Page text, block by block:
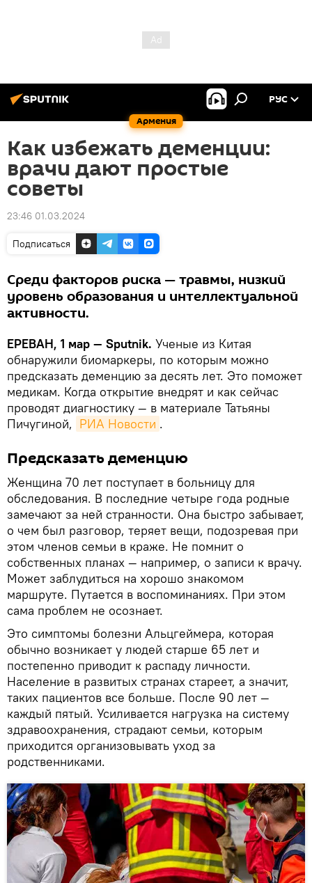
Армения
РУС
Как избежать деменции:
врачи дают простые
советы
23:46 01.03.2024
Подписаться
Среди факторов риска — травмы, низкий
уровень образования и интеллектуальной
активности.
ЕРЕВАН, 1 мар — Sputnik. Ученые из Китая
обнаружили биомаркеры, по которым можно
предсказать деменцию за десять лет. Это поможет
медикам. Когда открытие внедрят и как сейчас
проводят диагностику — в материале Татьяны
Пичугиной, РИА Новости .
Предсказать деменцию
Женщина 70 лет поступает в больницу для
обследования. В последние четыре года родные
замечают за ней странности. Она быстро забывает,
о чем был разговор, теряет вещи, подозревая при
этом членов семьи в краже. Не помнит о
собственных планах — например, о записи к врачу.
Может заблудиться на хорошо знакомом
маршруте. Путается в воспоминаниях. При этом
сама проблем не осознает.
Это симптомы болезни Альцгеймера, которая
обычно возникает у людей старше 65 лет и
постепенно приводит к распаду личности.
Население в развитых странах стареет, а значит,
таких пациентов все больше. После 90 лет —
каждый пятый. Усиливается нагрузка на систему
здравоохранения, страдают семьи, которым
приходится организовывать уход за
родственниками.